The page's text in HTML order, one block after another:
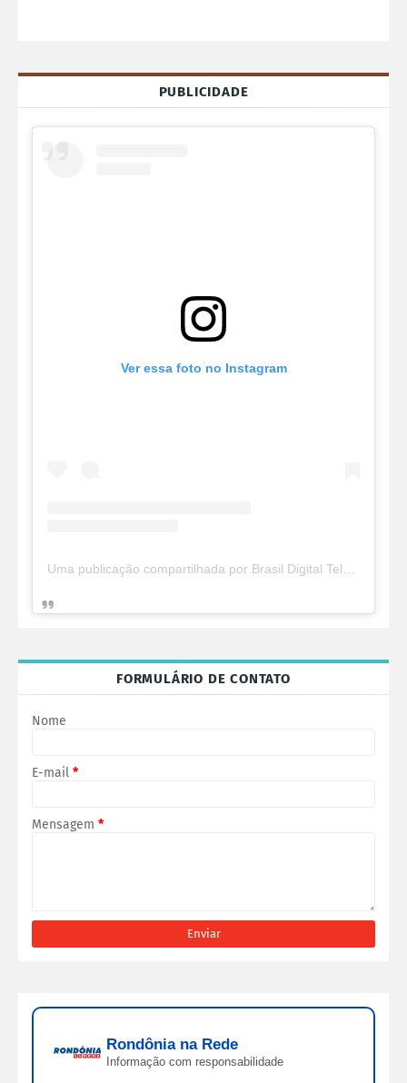
PUBLICIDADE
Ver essa foto no Instagram
FORMULÁRIO DE CONTATO
Nome
E-mail *
Mensagem *
Rondônia na Rede
Informação com responsabilidade